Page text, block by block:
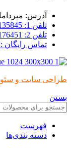
آدرس:
تلفن 1: 09124135845
تلفن 2: 09121176451
تماس رایگان :2-02192004661
طراحی سایت و سئو
بستن
فهرست
دسته بندی‌ها